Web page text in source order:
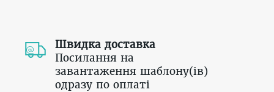
Швидка доставка
Посилання на
завантаження шаблону(ів)
одразу по оплаті